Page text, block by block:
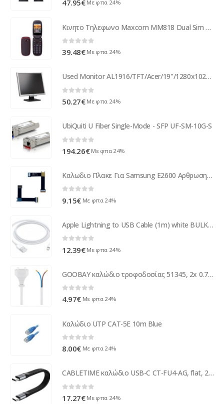
47.95€ Με φπα 24%
Κινητο Τηλεφωνο Maxcom MM818 Dual Sim με Μεγάλα Πλήκτρα , Βαση φορτισης , Ραδιοφωνο (λειτουργεί χωρις Handsfree) Μαύρο - Κόκκινο
0 out of 5
39.48€ Με φπα 24%
Used Monitor AL1916/TFT/Acer/19"/1280x1024/Silver/Black/Grade B/VGA ( 66566 )
0 out of 5
50.27€ Με φπα 24%
UbiQuiti U Fiber Single-Mode - SFP UF-SM-10G-S
194.26€ Με φπα 24%
Καλωδιο Πλακε Για Samsung E2600 Αρθρωσης OR
9.15€ Με φπα 24%
Apple Lightning to USB Cable (1m) white BULK DE MD818ZM/A
12.39€ Με φπα 24%
GOOBAY καλώδιο τροφοδοσίας 51345, 2x 0.75mm², 1.5m, λευκό
0out of 5
4.97€ Με φπα 24%
Καλώδιο UTP CAT-5E 10m Blue
0 out of 5
8.00€ Με φπα 24%
CABLETIME καλώδιο USB-C CT-FU4-AG, flat, 240W, 40Gbps, 8K/60Hz, USB4, 0.15m, μαύρο
0 out of 5
17.27€ Με φπα 24%